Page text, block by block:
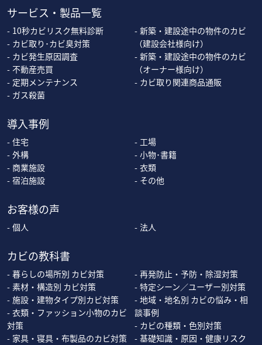
サービス・製品一覧
10秒カビリスク無料診断
カビ取り･カビ臭対策
カビ発生原因調査
不動産売買
定期メンテナンス
ガス殺菌
新築・建設途中の物件のカビ
（建設会社様向け）
新築・建設途中の物件のカビ
（オーナー様向け）
カビ取り関連商品通販
お客様の声
個人 法人
導入事例
住宅
外構
商業施設
宿泊施設
工場
小物･書籍
衣類
その他
カビの教科書
暮らしの場所別 カビ対策
素材・構造別 カビ対策
施設・建物タイプ別カビ対策
衣類・ファッション小物のカビ
対策
家具・寝具・布製品のカビ対策
再発防止・予防・除湿対策
特定シーン／ユーザー別対策
地域・地名別 カビの悩み・相
談事例
カビの種類・色別対策
基礎知識・原因・健康リスク